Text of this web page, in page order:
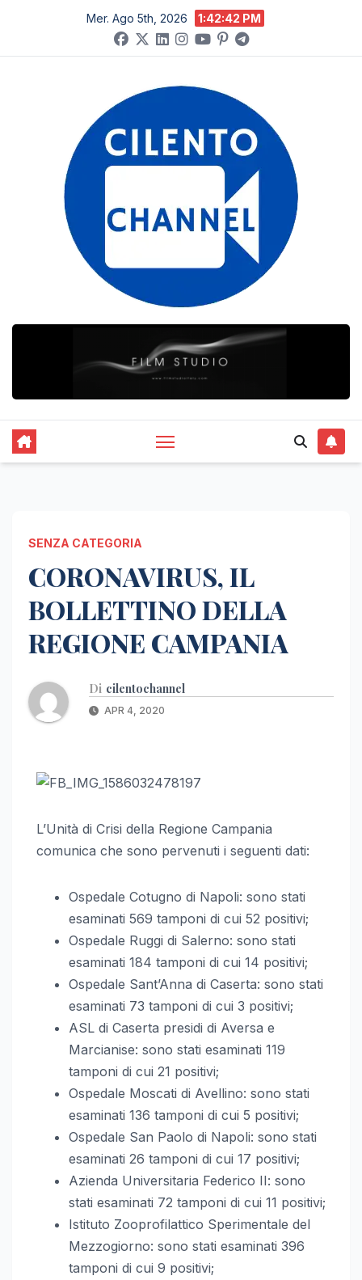
contenuto
Mer. Ago 5th, 2026 1:42:43 PM
SENZA CATEGORIA
CORONAVIRUS, IL
BOLLETTINO DELLA
REGIONE CAMPANIA
Di cilentochannel
APR 4, 2020
L’Unità di Crisi della Regione Campania
comunica che sono pervenuti i seguenti dati:
Ospedale Cotugno di Napoli: sono stati
esaminati 569 tamponi di cui 52 positivi;
Ospedale Ruggi di Salerno: sono stati
esaminati 184 tamponi di cui 14 positivi;
Ospedale Sant’Anna di Caserta: sono stati
esaminati 73 tamponi di cui 3 positivi;
ASL di Caserta presidi di Aversa e
Marcianise: sono stati esaminati 119
tamponi di cui 21 positivi;
Ospedale Moscati di Avellino: sono stati
esaminati 136 tamponi di cui 5 positivi;
Ospedale San Paolo di Napoli: sono stati
esaminati 26 tamponi di cui 17 positivi;
Azienda Universitaria Federico II: sono
stati esaminati 72 tamponi di cui 11 positivi;
Istituto Zooprofilattico Sperimentale del
Mezzogiorno: sono stati esaminati 396
tamponi di cui 9 positivi;